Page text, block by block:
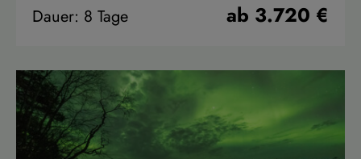
Dauer: 8 Tage ab 3.720 €